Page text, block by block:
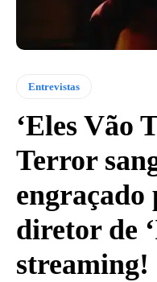
Entrevistas
‘Eles Vão
Terror
engraçado
diretor de
streaming!